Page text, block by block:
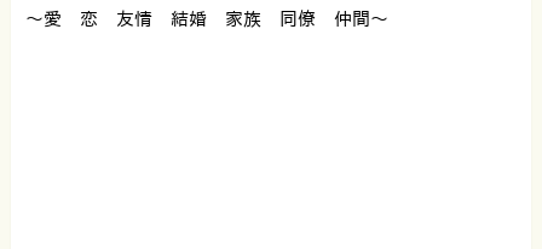
〜愛 恋 友情 結婚 家族 同僚 仲間〜